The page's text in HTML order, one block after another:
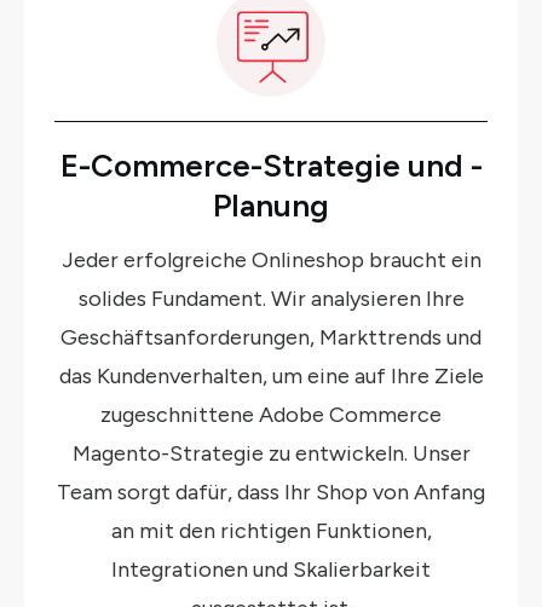
E-Commerce-Strategie und -
Planung
Jeder erfolgreiche Onlineshop braucht ein
solides Fundament. Wir analysieren Ihre
Geschäftsanforderungen, Markttrends und
das Kundenverhalten, um eine auf Ihre Ziele
zugeschnittene Adobe Commerce
Magento-Strategie zu entwickeln. Unser
Team sorgt dafür, dass Ihr Shop von Anfang
an mit den richtigen Funktionen,
Integrationen und Skalierbarkeit